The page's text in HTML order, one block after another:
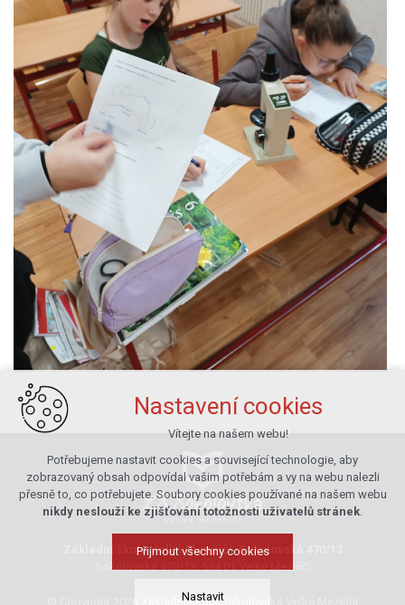
Základní škola Velké Meziříčí, Sokolovská 470/13
Sokolovská 470/13, 594 01 Velké Meziříčí
© Copyright 2026 Základní škola Sokolovská Velké Meziříčí
Nastavení cookies
Vítejte na našem webu!
Potřebujeme nastavit cookies a související technologie, aby
zobrazovaný obsah odpovídal vašim potřebám a vy na webu nalezli
přesně to, co potřebujete. Soubory cookies používané na našem webu
nikdy neslouží ke zjišťování totožnosti uživatelů stránek.
Přijmout všechny cookies
Nastavit